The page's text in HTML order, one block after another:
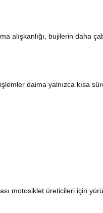
alışkanlığı, bujilerin daha
daima yalnızca kısa
motosiklet üreticileri için